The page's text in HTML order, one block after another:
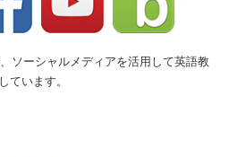
ソーシャルメディアを活用して英語教
ています。